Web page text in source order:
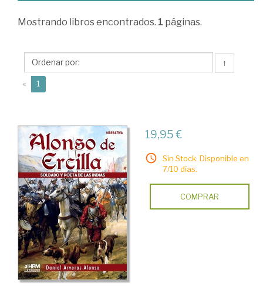
Arveras
Daniel
Mostrando libros encontrados. 1 páginas.
↑
« 1
19,95 €
Sin Stock. Disponible en
7/10 días.
COMPRAR